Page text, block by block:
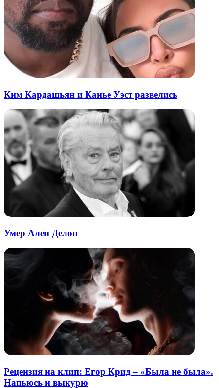
Ким Кардашьян и Канье Уэст развелись
Умер Ален Делон
Рецензия на клип: Егор Крид – «Была не была».
Напьюсь и выкурю